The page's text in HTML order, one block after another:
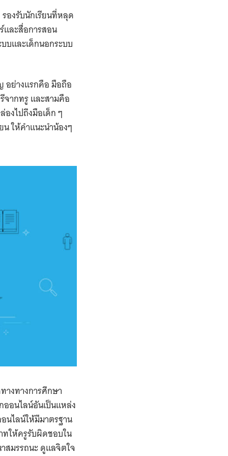
องรับนักเรียนที่หลุด
และสื่อการสอน
บและเด็กนอกระบบ
อย่างแรกคือ มือถือ
จากทรู และสามคือ
งไปถึงมือเด็ก ๆ
ให้คำแนะนำน้องๆ
างทางการศึกษา
ออนไลน์อันเป็นแหล่ง
นไลน์ให้มีมาตรฐาน
ให้ครูรับผิดชอบใน
สมรรถนะ ดูแลจิตใจ